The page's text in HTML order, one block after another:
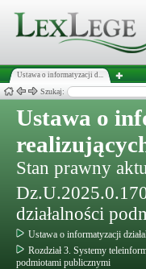
Ustawa o informatyzacji d...
Szukaj:
Ustawa o
Stan prawny
działalności
Ustawa o informatyzacji
Rozdział 3. Systemy
podmiotami publicznymi